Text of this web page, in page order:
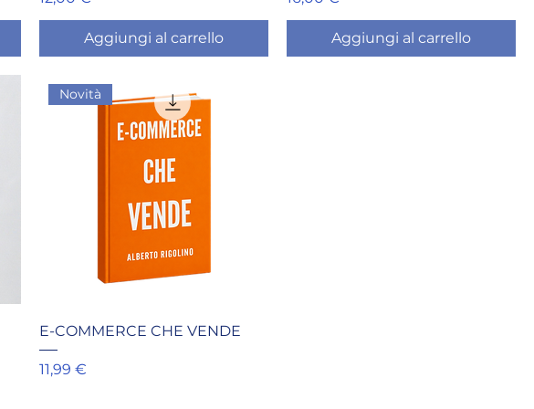
Aggiungi al carrello Aggiungi al carrello
Novità
E-COMMERCE CHE VENDE
Prezzo
11,99 €